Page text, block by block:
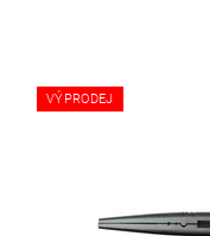
VÝPRODEJ